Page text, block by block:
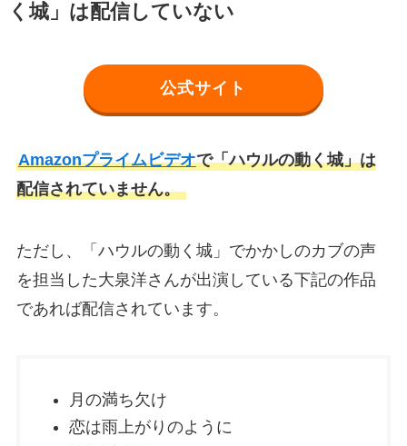
く城」は配信していない
公式サイト
Amazonプライムビデオで「ハウルの動く城」は
配信されていません。
ただし、「ハウルの動く城」でかかしのカブの声
を担当した大泉洋さんが出演している下記の作品
であれば配信されています。
月の満ち欠け
恋は雨上がりのように